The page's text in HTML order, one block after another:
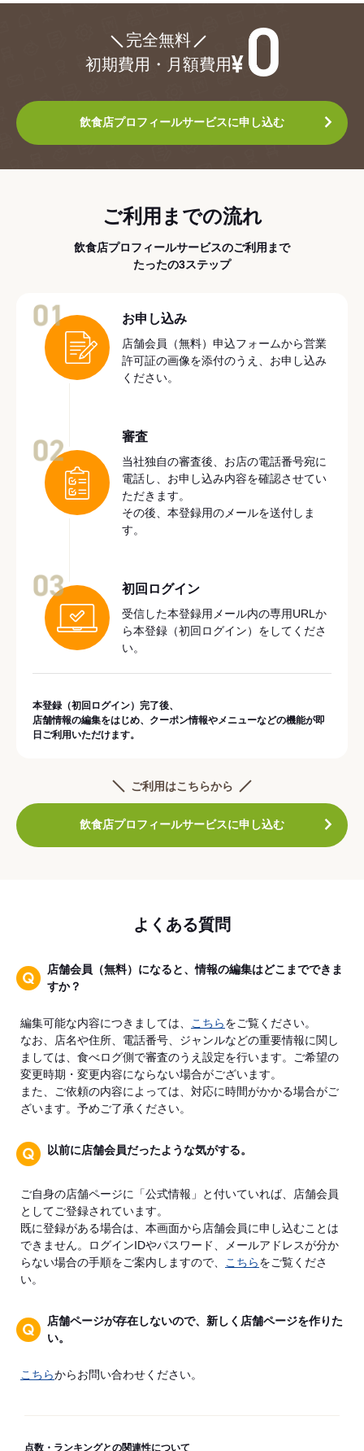
完全無料
初期費用・月額費用
飲食店プロフィールサービスに申し込む
ご利用までの流れ
飲食店プロフィールサービスのご利用まで
たったの3ステップ
お申し込み
店舗会員（無料）申込フォームから営業
許可証の画像を添付のうえ、お申し込み
ください。
審査
当社独自の審査後、お店の電話番号宛に
電話し、お申し込み内容を確認させてい
ただきます。
その後、本登録用のメールを送付しま
す。
初回ログイン
受信した本登録用メール内の専用URLか
ら本登録（初回ログイン）をしてくださ
い。
本登録（初回ログイン）完了後、
店舗情報の編集をはじめ、クーポン情報やメニューなどの機能が即
日ご利用いただけます。
ご利用はこちらから
飲食店プロフィールサービスに申し込む
よくある質問
店舗会員（無料）になると、情報の編集はどこまでできま
すか？
編集可能な内容につきましては、 こちらをご覧ください。
なお、店名や住所、電話番号、ジャンルなどの重要情報に関し
ましては、食べログ側で審査のうえ設定を行います。ご希望の
変更時期・変更内容にならない場合がございます。
また、ご依頼の内容によっては、対応に時間がかかる場合がご
ざいます。予めご了承ください。
以前に店舗会員だったような気がする。
ご自身の店舗ページに「公式情報」と付いていれば、店舗会員
としてご登録されています。
既に登録がある場合は、本画面から店舗会員に申し込むことは
できません。ログインIDやパスワード、メールアドレスが分か
らない場合の手順をご案内しますので、
こちらをご覧くださ
い。
店舗ページが存在しないので、新しく店舗ページを作りた
い。
こちらからお問い合わせください。
点数・ランキングとの関連性について